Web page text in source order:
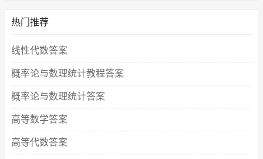
热门推荐
线性代数答案
概率论与数理统计教程答案
概率论与数理统计答案
高等数学答案
高等代数答案